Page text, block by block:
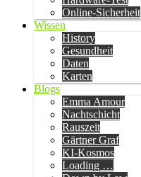
Online-Sicherheit
Wissen
History
Gesundheit
Daten
Karten
Blogs
Emma Amour
Nachtschicht
Rauszeit
Gärtner Graf
KI-Kosmos
Loading …